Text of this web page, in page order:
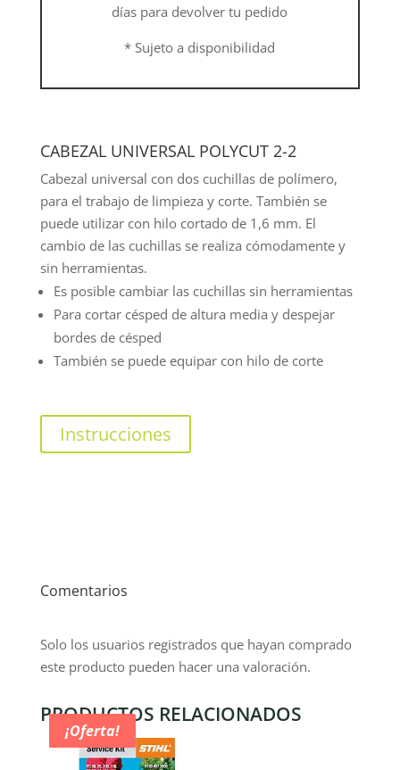
días para devolver tu pedido
* Sujeto a disponibilidad
CABEZAL UNIVERSAL POLYCUT 2-2
Cabezal universal con dos cuchillas de polímero,
para el trabajo de limpieza y corte. También se
puede utilizar con hilo cortado de 1,6 mm. El
cambio de las cuchillas se realiza cómodamente y
sin herramientas.
Es posible cambiar las cuchillas sin herramientas
Para cortar césped de altura media y despejar
bordes de césped
También se puede equipar con hilo de corte
Instrucciones
Comentarios
Solo los usuarios registrados que hayan comprado
este producto pueden hacer una valoración.
PRODUCTOS RELACIONADOS
¡Oferta!
¡Oferta!
¡Oferta!
¡Oferta!